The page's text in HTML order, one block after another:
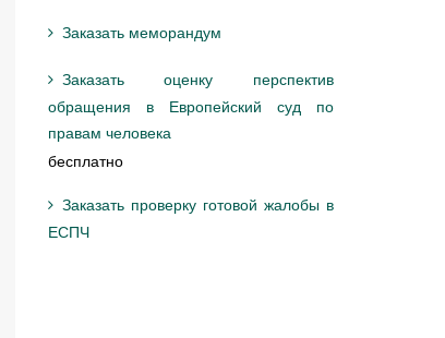
Заказать меморандум
Заказать оценку перспектив
обращения в Европейский суд по
правам человека
бесплатно
Заказать проверку готовой жалобы в
ЕСПЧ